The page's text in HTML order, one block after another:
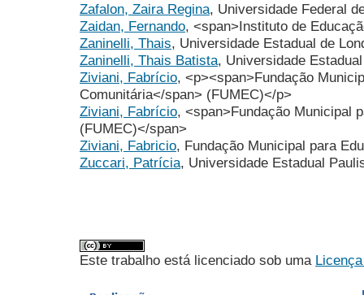
Zafalon, Zaira Regina, Universidade Federal
Zaidan, Fernando, <span>Instituto de
Zaninelli, Thais, Universidade Estadual de
Zaninelli, Thais Batista, Universidade
Ziviani, Fabrício, <p><span>Fundação
Comunitária</span> (FUMEC)</p>
Ziviani, Fabrício, <span>Fundação Municipal
(FUMEC)</span>
Ziviani, Fabricio, Fundação Municipal para
Zuccari, Patrícia, Universidade Estadual
Este trabalho está licenciado sob uma